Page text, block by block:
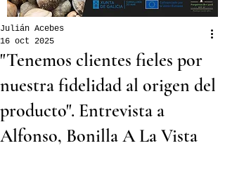
"Tenemos clientes fieles por
nuestra fidelidad al origen del
producto". Entrevista a
Alfonso, Bonilla A La Vista
Julián Acebes
16 oct 2025